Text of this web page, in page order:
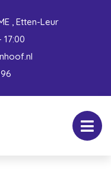
, Etten-Leur